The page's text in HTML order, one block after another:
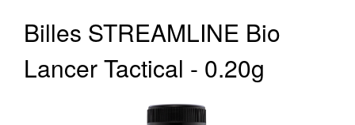
C.G.V.
Contact
Billes STREAMLINE Bio
Lancer Tactical - 0.20g